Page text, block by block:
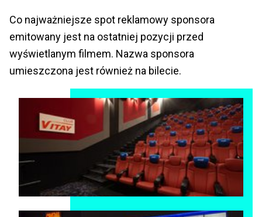
Co najważniejsze spot reklamowy sponsora
emitowany jest na ostatniej pozycji przed
wyświetlanym filmem. Nazwa sponsora
umieszczona jest również na bilecie.